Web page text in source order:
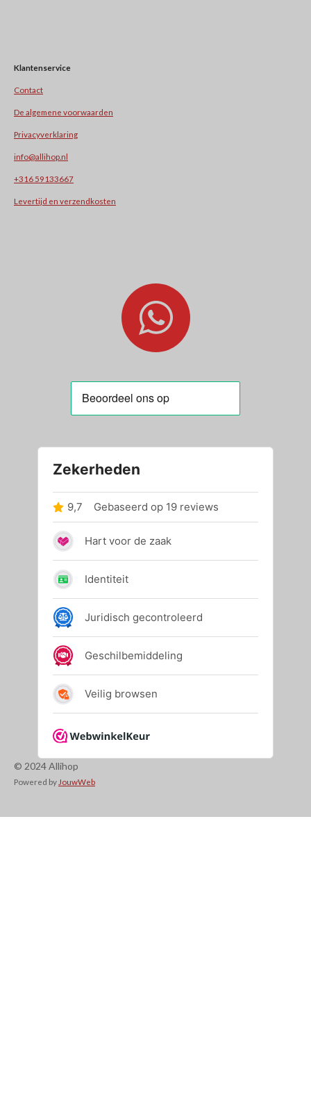
Klantenservice
Contact
De algemene voorwaarden
Privacyverklaring
info@allihop.nl
+31 6 59133667
Levertijd en verzendkosten
© 2024 Allihop
Powered by JouwWeb